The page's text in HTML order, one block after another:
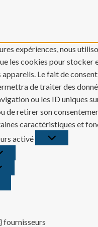
expériences, nous
les cookies pour stocker
Le fait de
de traiter des
ou les ID uniques
de retirer son
caractéristiques et
activé
fournisseurs